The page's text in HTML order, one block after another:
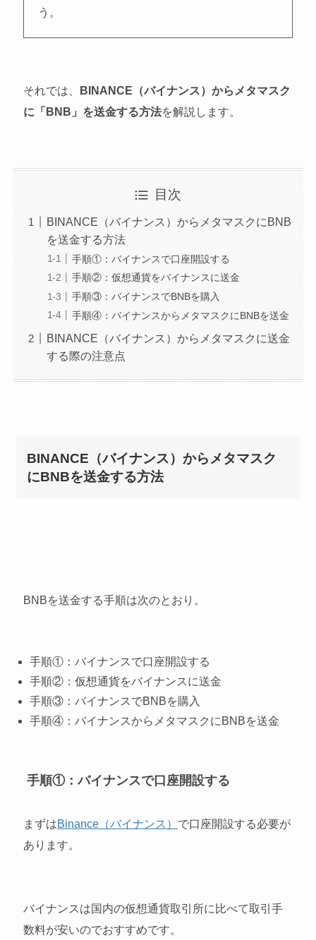
う。
それでは、
BINANCE（バイナンス）からメタマスク
に「BNB」を送金する方法を解説します。
目次
BINANCE（バイナンス）からメタマスクにBNB
を送金する方法
手順①：バイナンスで口座開設する
手順②：仮想通貨をバイナンスに送金
手順③：バイナンスでBNBを購入
手順④：バイナンスからメタマスクにBNBを送金
BINANCE（バイナンス）からメタマスクに送金
する際の注意点
BINANCE（バイナンス）からメタマスク
にBNBを送金する方法
BNBを送金する手順は次のとおり。
手順①：バイナンスで口座開設する
手順②：仮想通貨をバイナンスに送金
手順③：バイナンスでBNBを購入
手順④：バイナンスからメタマスクにBNBを送金
手順①：バイナンスで口座開設する
まずはBinance（バイナンス） で口座開設する必要が
あります。
バイナンスは国内の仮想通貨取引所に比べて取引手
数料が安いのでおすすめです。